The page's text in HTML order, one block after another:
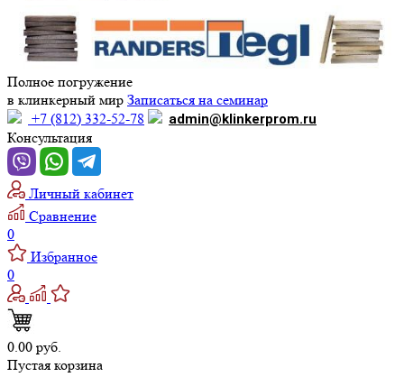
Полное погружение
в клинкерный мир Записаться на семинар
+7 (812) 332-52-78
admin@klinkerprom.ru
Консультация
Личный кабинет
Сравнение
0
Избранное
0
0.00 руб.
Пустая корзина